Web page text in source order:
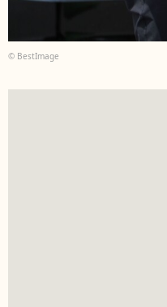
© BestImage